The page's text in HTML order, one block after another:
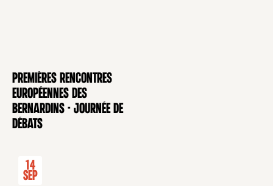
CONFÉRENCE
Premières rencontres
européennes des
Bernardins - Journée de
débats
14
Sep